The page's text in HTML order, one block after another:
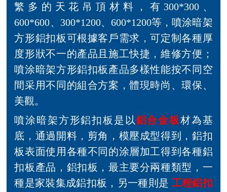
繁多的天花吊頂材料，有300*300、
600*600、300*1200、600*1200等，噴涂暗架
方形鋁扣板可根據客戶需求，可定制各種厚
度形狀不一的產品且施工快捷，維修方便；
噴涂暗架方形鋁扣板產品多樣性能按不同空
間采用不同的組合方案，體現時尚、環保、
美觀。
噴涂暗架方形鋁扣板是以鋁合金板材為基
底，通過開料，剪角，模壓成型得到，鋁扣
板表面使用各種不同的涂層加工得到各種鋁
扣板產品，鋁扣板，最主要分兩種類型，一
種是家裝集成鋁扣板，另一種則是 工程鋁扣